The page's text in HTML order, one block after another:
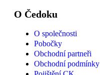
O Čedoku
O společnosti
Pobočky
Obchodní partneři
Obchodní podmínky